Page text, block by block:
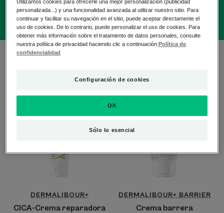
3 resultados "Cuidado de la piel contra la
DERMALIBOUR+
CICA-Crema reparadora
DERMALIBOUR+ BARRIER
Crema barrera
Utilizamos cookies para ofrecerle una mejor personalización (publicidad
personalizada...) y una funcionalidad avanzada al utilizar nuestro sitio. Para
continuar y facilitar su navegación en el sitio, puede aceptar directamente el
uso de cookies. De lo contrario, puede personalizar el uso de cookies. Para
obtener más información sobre el tratamiento de datos personales, consulte
nuestra política de privacidad haciendo clic a continuación: Política de
confidencialidad
Configuración de cookies
Sólo lo esencial
OK